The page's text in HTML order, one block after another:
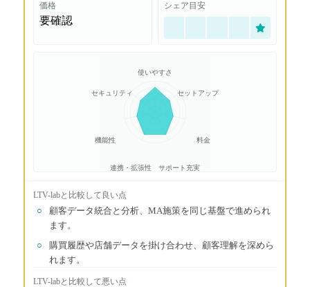
価格
要確認
シェア目安
使いやすさ
セットアップ
料金
サポート充実
連携・拡張性
機能性
セキュリティ
LTV-labと比較して良い点
○
顧客データ統合と分析、MA施策を同じ基盤で進められ
ます。
○
購買履歴や店舗データを掛け合わせ、顧客理解を深めら
れます。
LTV-labと比較して悪い点